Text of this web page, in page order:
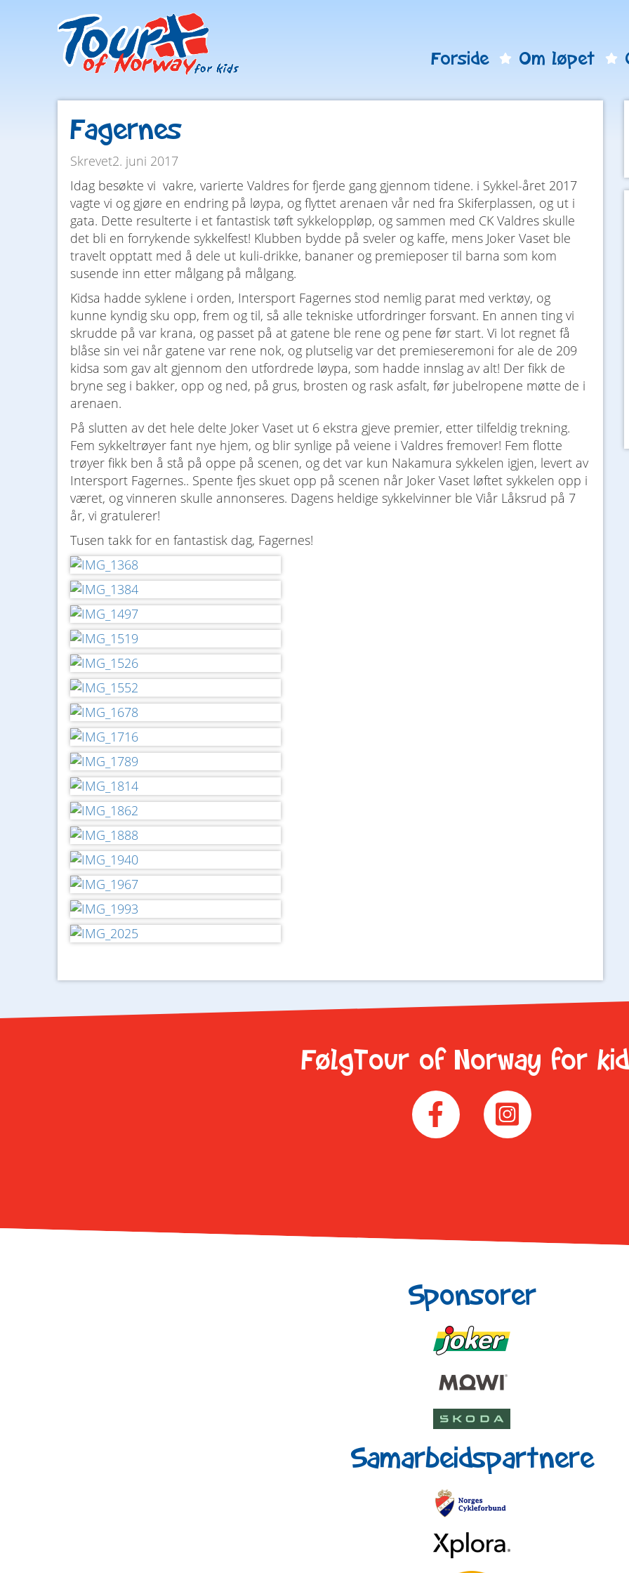
FacebookInstagram
Forside Om løpet
Fagernes
Skrevet2. juni 2017
Idag besøkte vi vakre, varierte Valdres for fjerde gang gjennom tidene. i Sykkel-året 2017
vagte vi og gjøre en endring på løypa, og flyttet arenaen vår ned fra Skiferplassen, og ut i
gata. Dette resulterte i et fantastisk tøft sykkeloppløp, og sammen med CK Valdres skulle
det bli en forrykende sykkelfest! Klubben bydde på sveler og kaffe, mens Joker Vaset ble
travelt opptatt med å dele ut kuli-drikke, bananer og premieposer til barna som kom
susende inn etter målgang på målgang.
Kidsa hadde syklene i orden, Intersport Fagernes stod nemlig parat med verktøy, og
kunne kyndig sku opp, frem og til, så alle tekniske utfordringer forsvant. En annen ting vi
skrudde på var krana, og passet på at gatene ble rene og pene før start. Vi lot regnet få
blåse sin vei når gatene var rene nok, og plutselig var det premieseremoni for ale de 209
kidsa som gav alt gjennom den utfordrede løypa, som hadde innslag av alt! Der fikk de
bryne seg i bakker, opp og ned, på grus, brosten og rask asfalt, før jubelropene møtte de i
arenaen.
På slutten av det hele delte Joker Vaset ut 6 ekstra gjeve premier, etter tilfeldig trekning.
Fem sykkeltrøyer fant nye hjem, og blir synlige på veiene i Valdres fremover! Fem flotte
trøyer fikk ben å stå på oppe på scenen, og det var kun Nakamura sykkelen igjen, levert av
Intersport Fagernes.. Spente fjes skuet opp på scenen når Joker Vaset løftet sykkelen opp i
været, og vinneren skulle annonseres. Dagens heldige sykkelvinner ble Viår Låksrud på 7
år, vi gratulerer!
Tusen takk for en fantastisk dag, Fagernes!
FølgTour of Norway for
Sponsorer
Samarbeidspartnere